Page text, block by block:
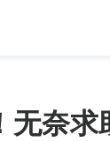
奈